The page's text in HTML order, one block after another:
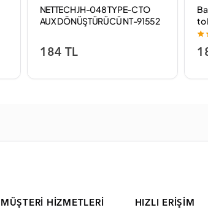
NETTECH JH-048 TYPE-C TO
AUX DÖNÜŞTÜRÜCÜ NT-91552
184 TL
to
MÜŞTERI HIZMETLERI HIZLI ERIŞIM